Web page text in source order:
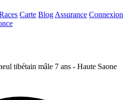
Carte Blog Assurance Connexion
tibétain mâle 7 ans - Haute Saone